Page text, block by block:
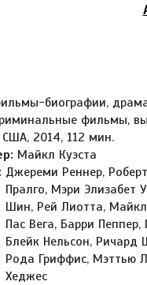
биографии,
фильмы,
США, 2014, 112 мин.
Майкл Куэста
Джереми Реннер,
Пралго, Мэри Элизабет
Шин, Рей Лиотта, Майкл
Пас Вега, Барри
Блейк Нельсон, Ричард
Рода Гриффис, Мэттью
Хеджес